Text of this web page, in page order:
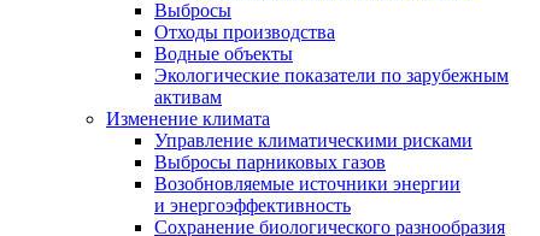
Выбросы
Отходы производства
Водные объекты
Экологические показатели по зарубежным
активам
Изменение климата
Управление климатическими рисками
Выбросы парниковых газов
Возобновляемые источники энергии
и энергоэффективность
Сохранение биологического разнообразия